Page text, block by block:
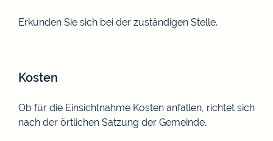
Erkunden Sie sich bei der zuständigen Stelle.
Kosten
Ob für die Einsichtnahme Kosten anfallen, richtet sich
nach der örtlichen Satzung der Gemeinde.